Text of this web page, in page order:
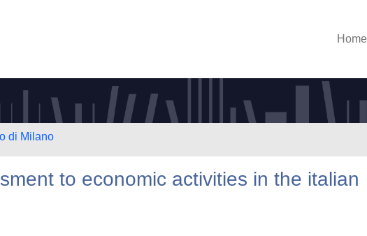
Home
di Milano
to economic activities in the italian